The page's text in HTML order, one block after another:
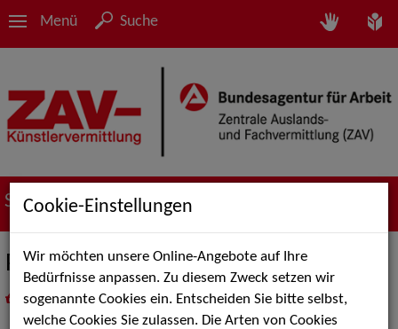
Menü Suche
Suche nach Künstler*innen
Palesa Moloto
als PDF speichern
inMeine Merklistelegen
Cookie-Einstellungen
Wir möchten unsere Online-Angebote auf Ihre
Bedürfnisse anpassen. Zu diesem Zweck setzen wir
sogenannte Cookies ein. Entscheiden Sie bitte selbst,
welche Cookies Sie zulassen. Die Arten von Cookies